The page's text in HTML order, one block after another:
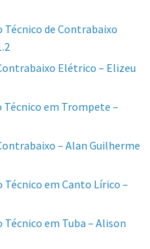
Técnico de Contrabaixo
Elétrico – Elizeu
Técnico em Trompete –
– Alan Guilherme
Técnico em Canto Lírico –
Técnico em Tuba – Alison